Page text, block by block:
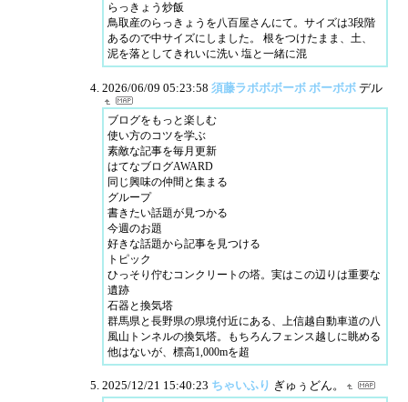
らっきょう炒飯
鳥取産のらっきょうを八百屋さんにて。サイズは3段階
あるので中サイズにしました。 根をつけたまま、土、
泥を落としてきれいに洗い 塩と一緒に混
2026/06/09 05:23:58 須藤ラボボボーボ ボーボボ デル
ブログをもっと楽しむ
使い方のコツを学ぶ
素敵な記事を毎月更新
はてなブログAWARD
同じ興味の仲間と集まる
グループ
書きたい話題が見つかる
今週のお題
好きな話題から記事を見つける
トピック
ひっそり佇むコンクリートの塔。実はこの辺りは重要な
遺跡
石器と換気塔
群馬県と長野県の県境付近にある、上信越自動車道の八
風山トンネルの換気塔。もちろんフェンス越しに眺める
他はないが、標高1,000mを超
2025/12/21 15:40:23 ちゃいふり ぎゅぅどん。